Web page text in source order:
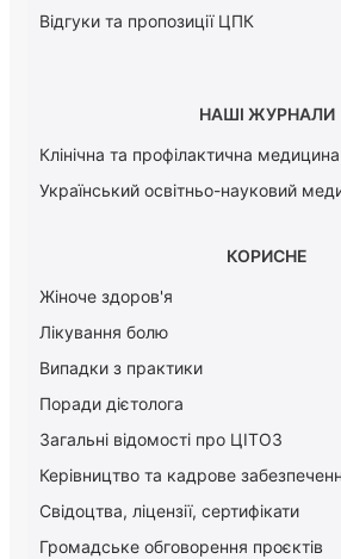
Відгуки та пропозиції ЦПК
НАШІ ЖУРНАЛИ
Клінічна та профілактична медицина
Український освітньо-науковий
КОРИСНЕ
Жіноче здоров'я
Лікування болю
Випадки з практики
Поради дієтолога
Загальні відомості про ЦІТОЗ
Керiвництво та кадрове
Свідоцтва, ліцензії, сертифікати
Громадське обговорення проєктів